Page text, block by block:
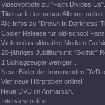
Videovorbote zu "Faith Divides Us".
Titeltrack des neuen Albums online.
Alle Infos zu "Drown In Darkness-
Cooler Release für old-school
Wollen das ultimative Modern
20-jähriges Jubiläum mit "Gothic"
1 Schlagzeuger weniger...
Neue Bilder der kommenden DVD
Vier neue Hörproben online!
Neue DVD im Anmarsch.
Interview online